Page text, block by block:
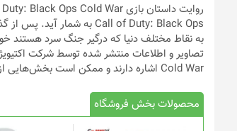
به نقاط مختلف دنیا که درگیر جنگ سرد هستند
Cold War اشاره دارند و ممکن است بخش‌هایی از آن‌ها حاوی اسپویل‌های جزئی داستانی باشند.
محصولات بخش فروشگاه